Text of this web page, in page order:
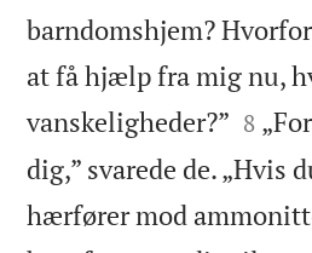
barndomshjem?
at få hjælp fra mig nu,
vanskeligheder?” 

8
dig,” svarede de. „Hvis
hærfører mod